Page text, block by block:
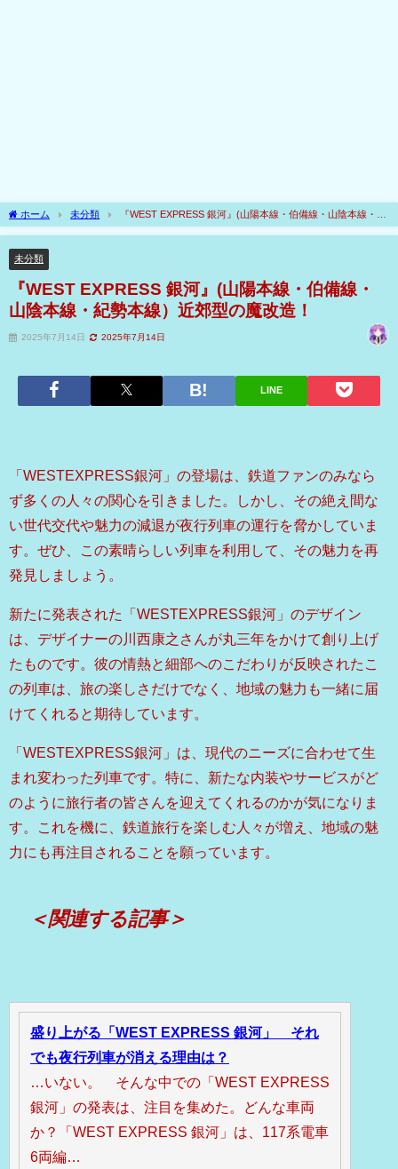
ホーム 未分類
『WEST EXPRESS 銀河』(山陽本線・伯備線・山陰本線・紀
勢本線）近郊型の魔改造！
未分類
『WEST EXPRESS 銀河』(山陽本線・伯備線・
山陰本線・紀勢本線）近郊型の魔改造！
2025年7月14日 2025年7月14日
LINE
「WESTEXPRESS銀河」の登場は、鉄道ファンのみなら
ず多くの人々の関心を引きました。しかし、その絶え間な
い世代交代や魅力の減退が夜行列車の運行を脅かしていま
す。ぜひ、この素晴らしい列車を利用して、その魅力を再
発見しましょう。
新たに発表された「WESTEXPRESS銀河」のデザイン
は、デザイナーの川西康之さんが丸三年をかけて創り上げ
たものです。彼の情熱と細部へのこだわりが反映されたこ
の列車は、旅の楽しさだけでなく、地域の魅力も一緒に届
けてくれると期待しています。
「WESTEXPRESS銀河」は、現代のニーズに合わせて生
まれ変わった列車です。特に、新たな内装やサービスがど
のように旅行者の皆さんを迎えてくれるのかが気になりま
す。これを機に、鉄道旅行を楽しむ人々が増え、地域の魅
力にも再注目されることを願っています。
＜関連する記事＞
盛り上がる「WEST EXPRESS 銀河」 それ
でも夜行列車が消える理由は？
…いない。 そんな中での「WEST EXPRESS
銀河」の発表は、注目を集めた。どんな車両
か？「WEST EXPRESS 銀河」は、117系電車
6両編…